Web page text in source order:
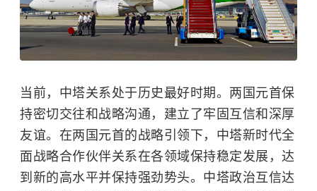
当前，中塔关系处于历史最好时期。两国元首保
持密切交往和战略沟通，建立了牢固互信和深厚
友谊。在两国元首的战略引领下，中塔新时代全
面战略合作伙伴关系在各领域保持稳定发展，达
到新的高水平并保持强劲势头。中塔政治互信达